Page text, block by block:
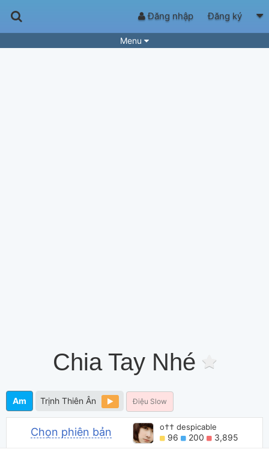
Đăng nhập Đăng ký
Menu
Chia Tay Nhé
Am Trịnh Thiên Ân Điệu Slow
Chọn phiên bản o†† despicable
96 200 3,895